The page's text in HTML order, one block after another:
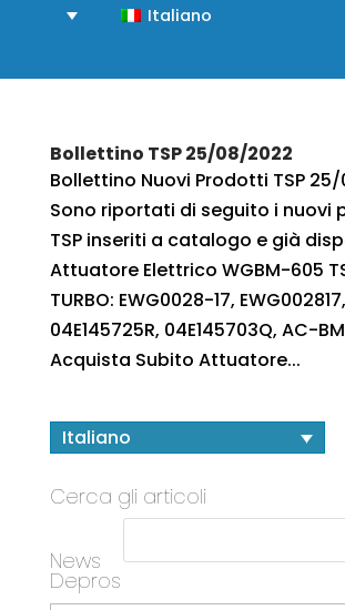
Italiano
Bollettino TSP 25/08/2022
Bollettino Nuovi Prodotti TSP
Sono riportati di seguito i nuovi
TSP inseriti a catalogo e già
Attuatore Elettrico WGBM-605
TURBO: EWG0028-17, EWG002817,
04E145725R, 04E145703Q, AC-
Acquista Subito Attuatore...
Italiano
Cerca gli articoli
News
Depros